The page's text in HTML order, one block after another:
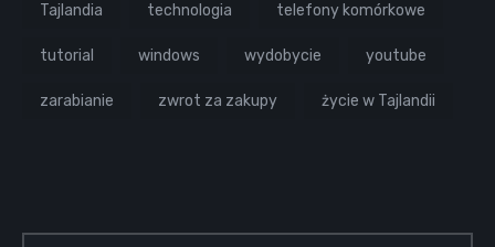
Tajlandia technologia telefony komórkowe
tutorial windows wydobycie youtube
zarabianie zwrot za zakupy życie w Tajlandii